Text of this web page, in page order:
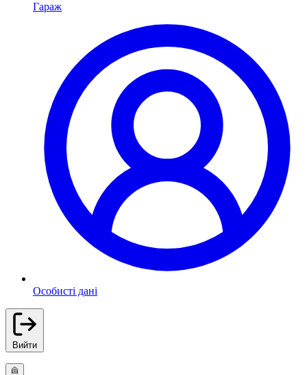
Гараж
Особисті дані
Вийти